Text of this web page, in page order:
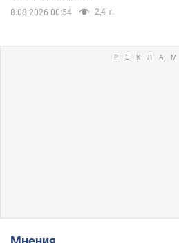
8.08.2026 00:54 2,4 т.